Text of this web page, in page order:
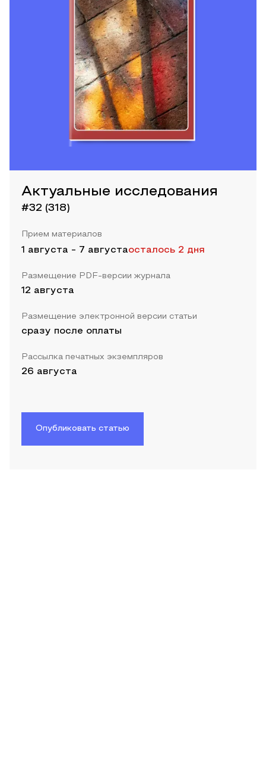
Актуальные исследования
#32 (318)
Прием материалов
1 августа - 7 августаосталось 2 дня
Размещение PDF-версии журнала
12 августа
Размещение электронной версии статьи
сразу после оплаты
Рассылка печатных экземпляров
26 августа
Опубликовать статью